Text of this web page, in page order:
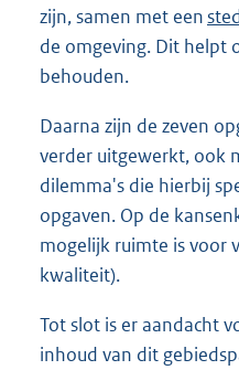
zijn, samen met een
de omgeving. Dit helpt
behouden.
Daarna zijn de zeven
verder uitgewerkt, ook
dilemma's die hierbij
opgaven. Op de
mogelijk ruimte is voor
kwaliteit).
Tot slot is er aandacht
inhoud van dit